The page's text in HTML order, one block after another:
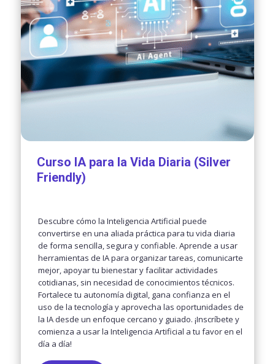
Curso IA para la Vida Diaria (Silver
Friendly)
Descubre cómo la Inteligencia Artificial puede
convertirse en una aliada práctica para tu vida diaria
de forma sencilla, segura y confiable. Aprende a usar
herramientas de IA para organizar tareas, comunicarte
mejor, apoyar tu bienestar y facilitar actividades
cotidianas, sin necesidad de conocimientos técnicos.
Fortalece tu autonomía digital, gana confianza en el
uso de la tecnología y aprovecha las oportunidades de
la IA desde un enfoque cercano y guiado. ¡Inscríbete y
comienza a usar la Inteligencia Artificial a tu favor en el
día a día!